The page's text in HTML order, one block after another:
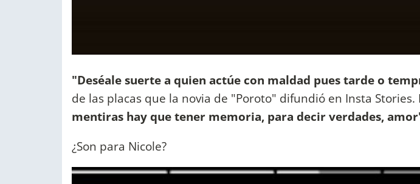
"Deséale suerte a quien actúe con maldad pues tarde o
de las placas que la novia de "Poroto" difundió en Insta Stories.
mentiras hay que tener memoria, para decir verdades,
¿Son para Nicole?